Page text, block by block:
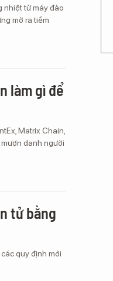
nhiệt từ máy đào
mở ra tiềm
làm gì để
Matrix Chain,
danh người
tử bằng
quy định mới